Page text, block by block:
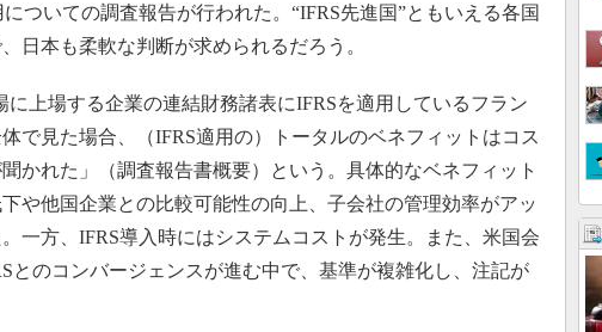
ついての調査報告が行われた。“IFRS先進国”ともいえる各国
日本も柔軟な判断が求められるだろう。
上場する企業の連結財務諸表にIFRSを適用しているフラン
で見た場合、（IFRS適用の）トータルのベネフィットはコス
かれた」（調査報告書概要）という。具体的なベネフィット
や他国企業との比較可能性の向上、子会社の管理効率がアッ
一方、IFRS導入時にはシステムコストが発生。また、米国会
とのコンバージェンスが進む中で、基準が複雑化し、注記が